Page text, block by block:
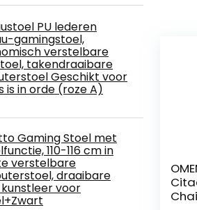
PU lederen
gamingstoel,
verstelbare
takendraaibare
Geschikt voor
is in orde (roze A)
Gaming Stoel met
110-116 cm in
verstelbare
draaibare
voor